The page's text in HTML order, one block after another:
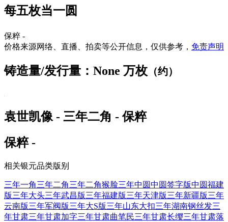
每五枚当一圆
保粹 -
价格来源网络、直播、拍卖等公开信息，仅供参考， 免责声明
铸造量/发行量：None 万枚 （约）
袁世凯像 - 三年二角 - 保粹
保粹 -
相关银元品类版别
三年一角三年二角三年二角猴脸三年中圆中圆签字版中圆福建
版三年大头三年武昌版三年福建版三年天津版三年新疆版三年
云南版三年军阀版三年大S版三年山东大扣三年湖南钢丝发三
年甘肃三年甘肃加字三年甘肃曲笔民三年甘肃长缨三年甘肃落